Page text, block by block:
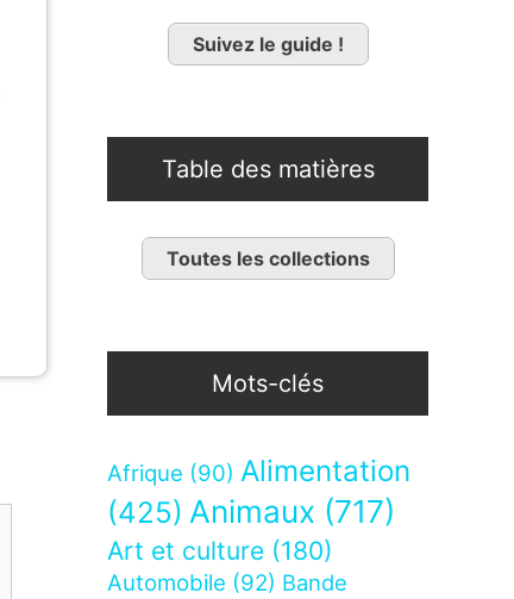
Suivez le guide !
Table des matières
Toutes les collections
Mots-clés
Afrique (90) Alimentation
(425) Animaux (717)
Art et culture (180)
Automobile (92) Bande